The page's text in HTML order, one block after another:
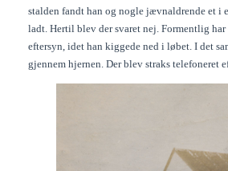
stalden fandt han og nogle jævnaldrende et i
ladt. Hertil blev der svaret nej. Formentlig
eftersyn, idet han kiggede ned i løbet. I det
gjennem hjernen. Der blev straks telefoneret